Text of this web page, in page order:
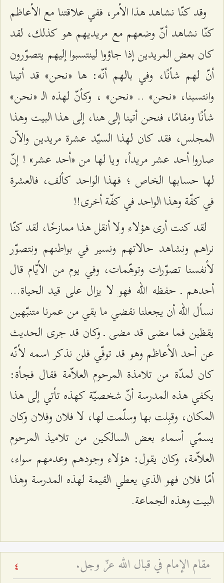
وقد كنّا نشاهد هذا الأمر، ففي علاقتنا مع الأعاظم
كنّا نشاهد أنّ وضعهم مع مريديهم هو كذلك، لقد
كان بعض المريدين إذا جاؤوا لينتسبوا إليهم يتصوّرون
أنّ لهم شأنًا، وفي بالهم أنّه: ها «نحن» قد أتينا
وانتسبنا، «نحن» .. «نحن» ، وكأنّ لهذه الـ «نحن»
شأنًا ومقامًا، فنحن أتينا إلى هنا، إلى هذا البيت وهذا
المجلس، فقد كان لهذا السيّد عشرة مريدين والآن
صاروا أحد عشر مريداً، ويا لها من «أحد عشر» ! إنّ
لها حسابها الخاص ؛ فهذا الواحد كألف، فالعشرة
في كفّة وهذا الواحد في كفّة أخرى!!
لقد كنت أرى هؤلاء ولا أنقل هذا ممازحًا، لقد كنّا
نراهم ونشاهد حالاتهم ونسير في بواطنهم ونتصوّر
لأنفسنا تصوّرات وتوهّمات، وفي يوم من الأيّام قال
أحدهم ـ حفظه الله فهو لا يزال على قيد الحياة...
نسأل الله أن يجعلنا نقضي ما بقي من عمرنا متنبّهين
يقظين فما مضى قد مضى ـ وكان قد جرى الحديث
عن أحد الأعاظم وهو قد توفّي فلن نذكر اسمه لأنّه
كان لمدّة من تلامذة المرحوم العلاّمة فقال فجأة:
يكفي هذه المدرسة أنّ شخصيّة كهذه تأتي إلى هذا
المكان، وقبِلت بها وسلّمت لها، لا فلان وفلان وكان
يسمّي أسماء بعض السالكين من تلاميذ المرحوم
العلاّمة، وكان يقول: هؤلاء وجودهم وعدمهم سواء،
أمّا فلان فهو الذي يعطي القيمة لهذه المدرسة وهذا
البيت وهذه الجماعة.
مقام الإمام في قبال الله عزّ وجل. 4